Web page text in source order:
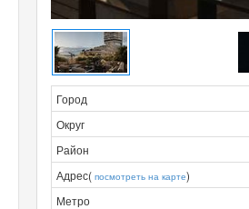
Город
Округ
Район
Адрес( посмотреть на карте)
Метро